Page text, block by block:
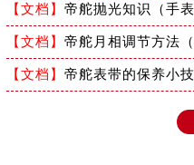
【文档】 帝舵抛光知识（手
【文档】 帝舵月相调节方法
【文档】 帝舵表带的保养小